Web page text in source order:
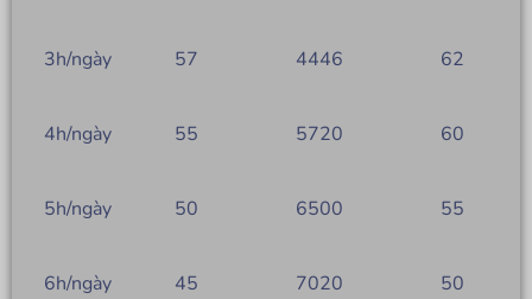
3h/ngày 57 4446 62
4h/ngày 55 5720 60
5h/ngày 50 6500 55
6h/ngày 45 7020 50